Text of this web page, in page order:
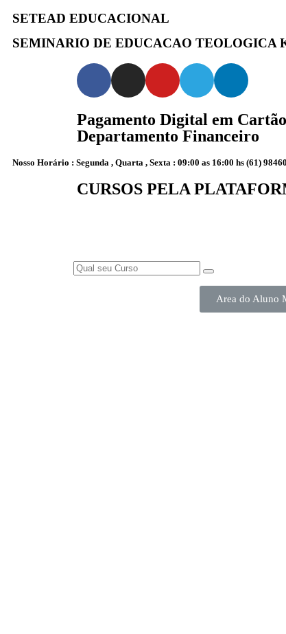
SETEAD EDUCACIONAL
SEMINARIO DE EDUCACAO TEOLOGICA
Pagamento Digital em
Departamento Financeiro
Nosso Horário : Segunda , Quarta , Sexta : 09:00 as 16:00 hs (61)
CURSOS PELA
Area do Aluno